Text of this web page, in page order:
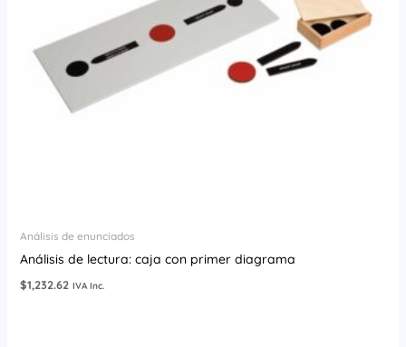
Análisis de enunciados
Análisis de lectura: caja con primer diagrama
$1,232.62 IVA Inc.